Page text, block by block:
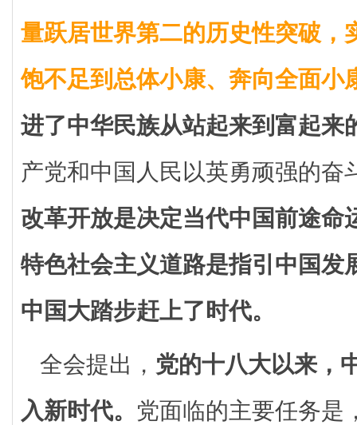
量跃居世界第二的历史性突破，
饱不足到总体小康、奔向全面小
进了中华民族从站起来到富起来
产党和中国人民以英勇顽强的奋
改革开放是决定当代中国前途命
特色社会主义道路是指引中国发
中国大踏步赶上了时代。
全会提出， 党的十八大以来，
入新时代。 党面临的主要任务是